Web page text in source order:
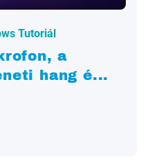
Tutoriál
a
hang é...